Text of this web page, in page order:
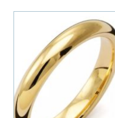
känslor. De uttrycker
kärlek, sorg, hopp och
tacksa...